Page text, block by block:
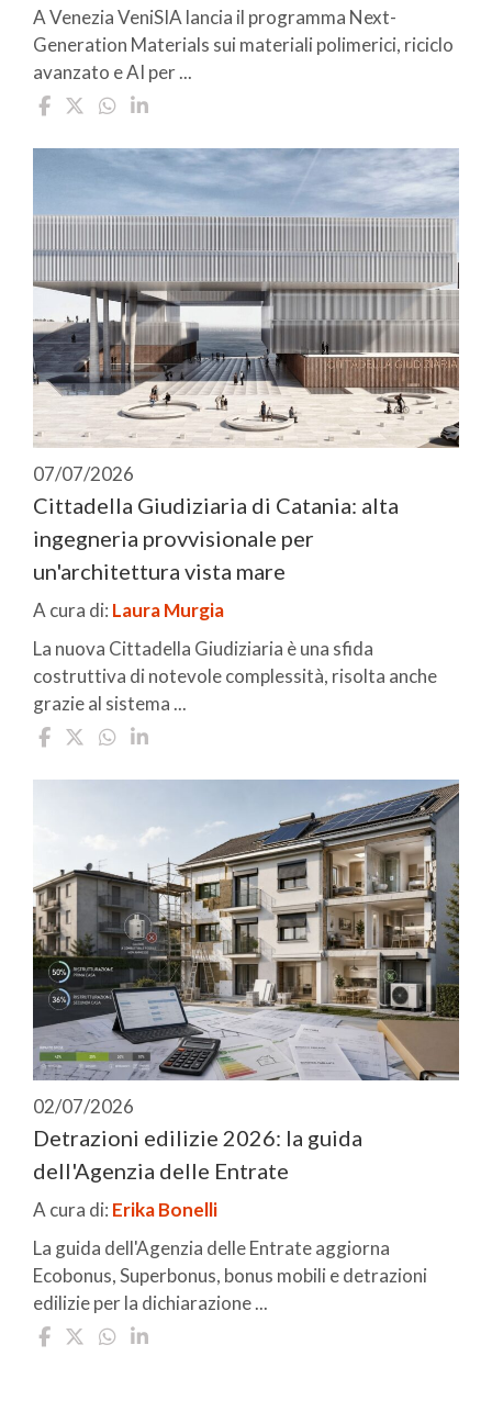
A Venezia VeniSIA lancia il programma Next-
Generation Materials sui materiali polimerici, riciclo
avanzato e AI per ...
07/07/2026
Cittadella Giudiziaria di Catania: alta
ingegneria provvisionale per
un'architettura vista mare
A cura di: Laura Murgia
La nuova Cittadella Giudiziaria è una sfida
costruttiva di notevole complessità, risolta anche
grazie al sistema ...
02/07/2026
Detrazioni edilizie 2026: la guida
dell'Agenzia delle Entrate
A cura di: Erika Bonelli
La guida dell'Agenzia delle Entrate aggiorna
Ecobonus, Superbonus, bonus mobili e detrazioni
edilizie per la dichiarazione ...